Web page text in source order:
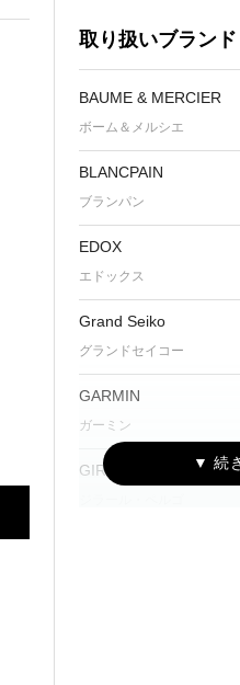
取り扱いブランド
BAUME & MERCIER
ボーム＆メルシエ
BLANCPAIN
ブランパン
EDOX
エドックス
Grand Seiko
グランドセイコー
GARMIN
ガーミン
GIRARD-PERREGAUX